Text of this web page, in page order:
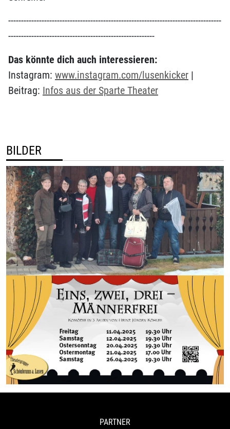
-----------------------------------------------------------------------------------
---------------------------------------------------------
Das könnte dich auch interessieren:
Instagram: www.instagram.com/lusenkicker |
Beitrag: Infos aus der Sparte Theater
BILDER
PARTNER